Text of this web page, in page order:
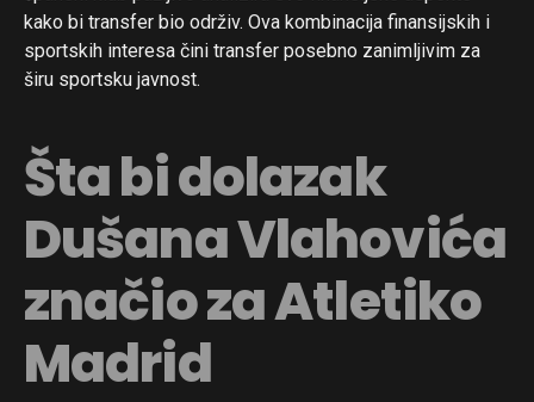
kako bi transfer bio održiv. Ova kombinacija finansijskih i
sportskih interesa čini transfer posebno zanimljivim za
širu sportsku javnost.
Šta bi dolazak
Dušana Vlahovića
značio za Atletiko
Madrid